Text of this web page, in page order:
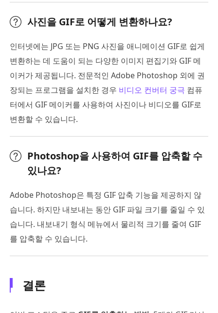
사진을 GIF로 어떻게 변환하나요?
인터넷에는 JPG 또는 PNG 사진을 애니메이션 GIF로 쉽게
변환하는 데 도움이 되는 다양한 이미지 편집기와 GIF 메
이커가 제공됩니다. 전문적인 Adobe Photoshop 외에 권
장되는 프로그램을 설치한 경우 비디오 컨버터 궁극 컴퓨
터에서 GIF 메이커를 사용하여 사진이나 비디오를 GIF로
변환할 수 있습니다.
Photoshop을 사용하여 GIF를 압축할 수
있나요?
Adobe Photoshop은 특정 GIF 압축 기능을 제공하지 않
습니다. 하지만 내보내는 동안 GIF 파일 크기를 줄일 수 있
습니다. 내보내기 형식 메뉴에서 물리적 크기를 줄여 GIF
를 압축할 수 있습니다.
결론